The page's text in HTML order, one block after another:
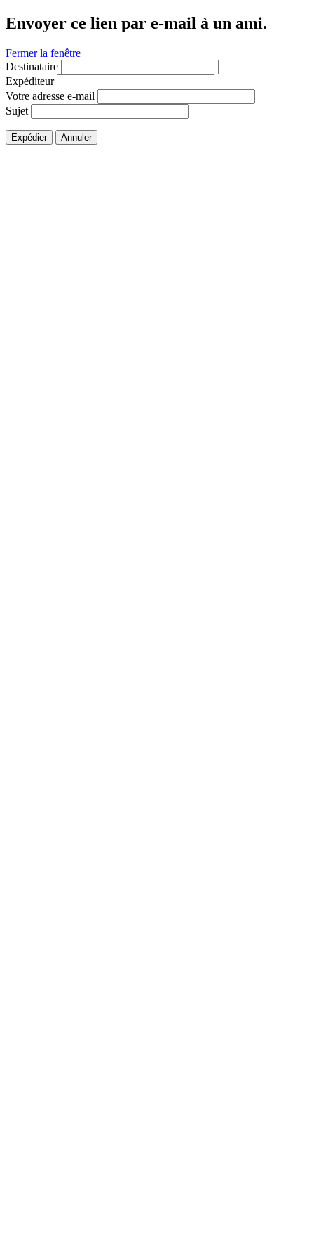
Envoyer ce lien par e-mail à un ami.
Fermer la fenêtre
Destinataire
Expéditeur
Votre adresse e-mail
Sujet
Expédier Annuler